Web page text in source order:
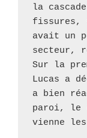
la
fissures,
avait un
secteur,
Sur la
Lucas a
a bien
paroi, le
vienne